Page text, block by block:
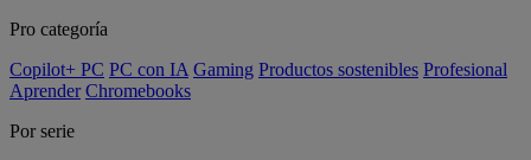
Pro categoría
Copilot+ PC PC con IA Gaming Productos sostenibles Profesional
Aprender Chromebooks
Por serie